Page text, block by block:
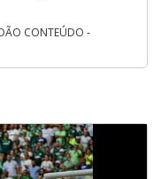
CONTEÚDO -